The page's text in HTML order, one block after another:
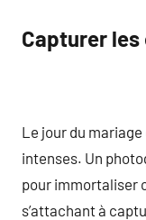
Capturer
Le jour du mariage
intenses. Un
pour immortaliser
s’attachant à